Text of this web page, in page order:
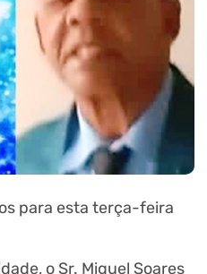
para esta terça-feira
o Sr. Miguel Soares